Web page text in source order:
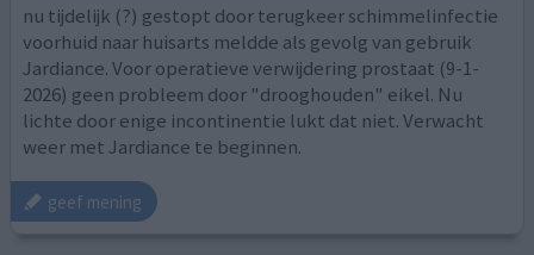
nu tijdelijk (?) gestopt door terugkeer schimmelinfectie
voorhuid naar huisarts meldde als gevolg van gebruik
Jardiance. Voor operatieve verwijdering prostaat (9-1-
2026) geen probleem door "drooghouden" eikel. Nu
lichte door enige incontinentie lukt dat niet. Verwacht
weer met Jardiance te beginnen.
geef mening